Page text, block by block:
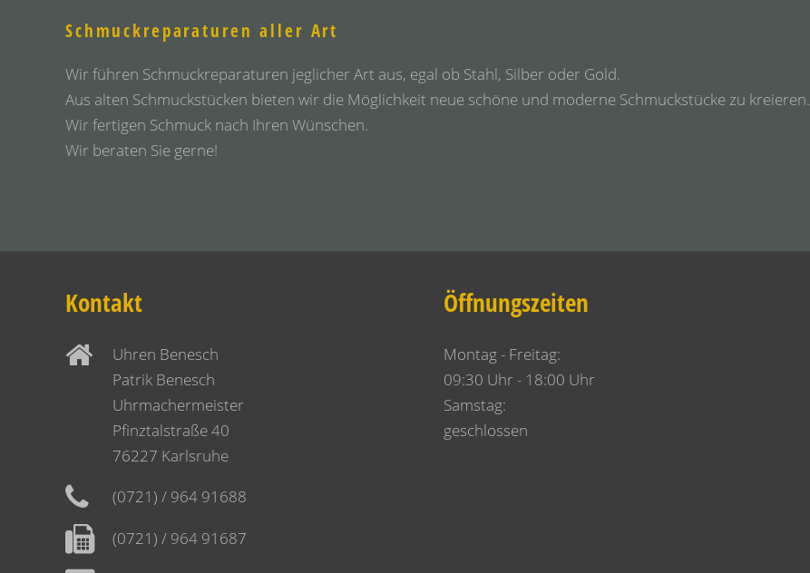
Schmuckreparaturen aller Art
Wir führen Schmuckreparaturen jeglicher Art aus, egal ob Stahl, Silber oder Gold.
Aus alten Schmuckstücken bieten wir die Möglichkeit neue schöne und moderne Schmuckstücke zu kreieren.
Wir fertigen Schmuck nach Ihren Wünschen.
Wir beraten Sie gerne!
Kontakt
Uhren Benesch
Patrik Benesch
Uhrmachermeister
Pfinztalstraße 40
76227 Karlsruhe
(0721) / 964 91688
(0721) / 964 91687
Öffnungszeiten
Montag - Freitag:
09:30 Uhr - 18:00 Uhr
Samstag:
geschlossen